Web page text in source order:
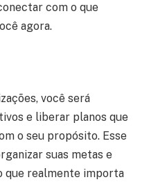
com o que
agora.
você será
e liberar planos que
o seu propósito. Esse
suas metas e
que realmente importa